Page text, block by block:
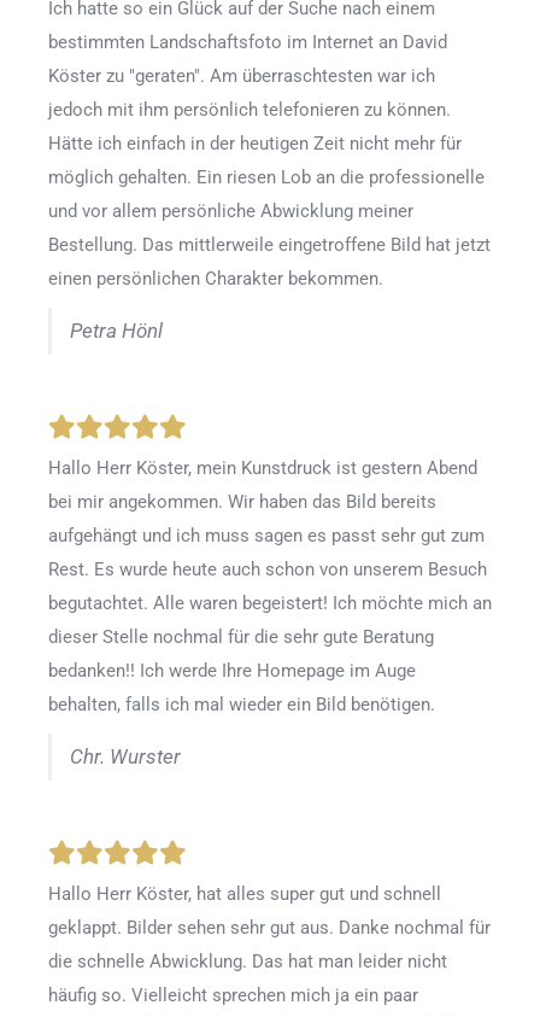
Ich hatte so ein Glück auf der Suche nach einem
bestimmten Landschaftsfoto im Internet an David
Köster zu "geraten". Am überraschtesten war ich
jedoch mit ihm persönlich telefonieren zu können.
Hätte ich einfach in der heutigen Zeit nicht mehr für
möglich gehalten. Ein riesen Lob an die professionelle
und vor allem persönliche Abwicklung meiner
Bestellung. Das mittlerweile eingetroffene Bild hat jetzt
einen persönlichen Charakter bekommen.
Petra Hönl
Hallo Herr Köster, mein Kunstdruck ist gestern Abend
bei mir angekommen. Wir haben das Bild bereits
aufgehängt und ich muss sagen es passt sehr gut zum
Rest. Es wurde heute auch schon von unserem Besuch
begutachtet. Alle waren begeistert! Ich möchte mich an
dieser Stelle nochmal für die sehr gute Beratung
bedanken!! Ich werde Ihre Homepage im Auge
behalten, falls ich mal wieder ein Bild benötigen.
Chr. Wurster
Hallo Herr Köster, hat alles super gut und schnell
geklappt. Bilder sehen sehr gut aus. Danke nochmal für
die schnelle Abwicklung. Das hat man leider nicht
häufig so. Vielleicht sprechen mich ja ein paar